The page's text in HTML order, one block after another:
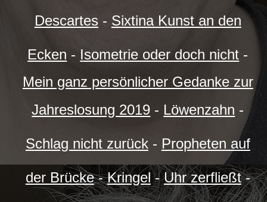
Descartes- Sixtina Kunst an den
Ecken - Isometrie oder doch nicht -
Mein ganz persönlicher Gedanke zur
Jahreslosung 2019 - Löwenzahn -
Schlag nicht zurück- Propheten auf
der Brücke-Kringel-Uhr zerfließt-